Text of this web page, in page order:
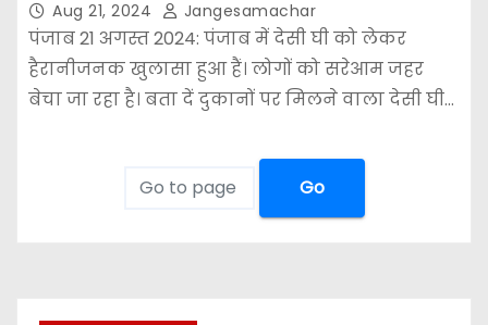
Aug 21, 2024 Jangesamachar
पंजाब 21 अगस्त 2024: पंजाब में देसी घी को लेकर
हैरानीजनक खुलासा हुआ हैं। लोगों को सरेआम जहर
बेचा जा रहा है। बता दें दुकानों पर मिलने वाला देसी घी…
Go